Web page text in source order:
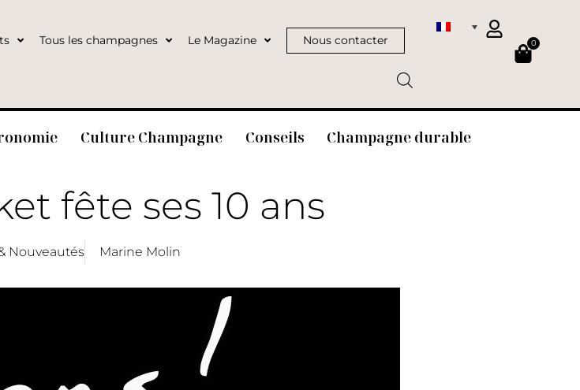
Tous les champagnes Le Magazine Nous contacter 0
Culture Champagne Conseils Champagne durable
fête ses 10 ans
Nouveautés Marine Molin